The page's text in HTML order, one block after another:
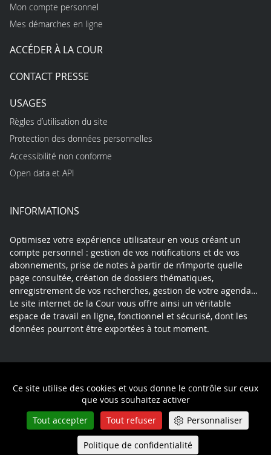
Ce site utilise des cookies et vous donne le contrôle sur ceux
que vous souhaitez activer
Tout accepter
Tout refuser Personnaliser
Politique de confidentialité
Mon compte personnel
Mes démarches en ligne
ACCÉDER À LA COUR
CONTACT PRESSE
USAGES
Règles d’utilisation du site
Protection des données personnelles
Accessibilité non conforme
Open data et API
INFORMATIONS
Optimisez votre expérience utilisateur en vous créant un
compte personnel : gestion de vos notifications et de vos
abonnements, prise de notes à partir de n’importe quelle
page consultée, création de dossiers thématiques,
enregistrement de vos recherches, gestion de votre agenda…
Le site internet de la Cour vous offre ainsi un véritable
espace de travail en ligne, fonctionnel et sécurisé, dont les
données pourront être exportées à tout moment.
Politique de confidentialité
Queue-Fair